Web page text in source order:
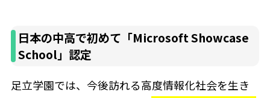
日本の中高で初めて「Microsoft Showcase
School」認定
足立学園では、今後訪れる高度情報化社会を生き